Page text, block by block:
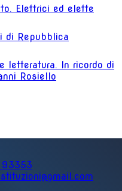
Elettrici ed elette
di Repubblica
letteratura. In ricordo di
Rosiello